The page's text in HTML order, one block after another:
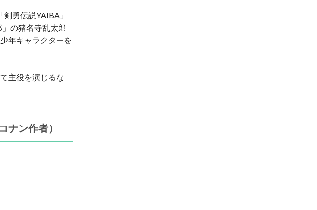
勇伝説YAIBA」
の猪名寺乱太郎
年キャラクターを
主役を演じるな
ナン作者）